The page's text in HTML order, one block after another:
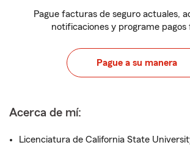
Pague facturas de seguro actuales,
notificaciones y programe pagos
Pague a su manera
Acerca de mí:
Licenciatura de California State